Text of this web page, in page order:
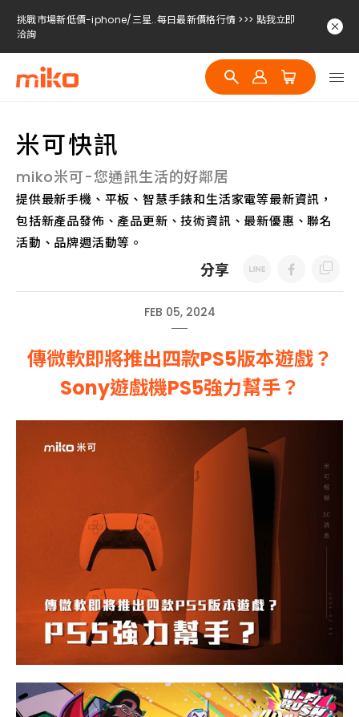
挑戰市場新低價-iphone/三星..每日最新價格行情 >>> 點我立即
洽詢
挑戰市場新低價-iphone/三星..每日最新價格行情 >>> 點我立即
洽詢
挑戰市場新低價-iphone/三星..每日最新價格行情 >>> 點我立即
米可快訊
miko米可-您通訊生活的好鄰居
提供最新手機、平板、智慧手錶和生活家電等最新資訊，
包括新產品發佈、產品更新、技術資訊、最新優惠、聯名
活動、品牌週活動等。
分享
FEB 05, 2024
傳微軟即將推出四款PS5版本遊戲？
Sony遊戲機PS5強力幫手？